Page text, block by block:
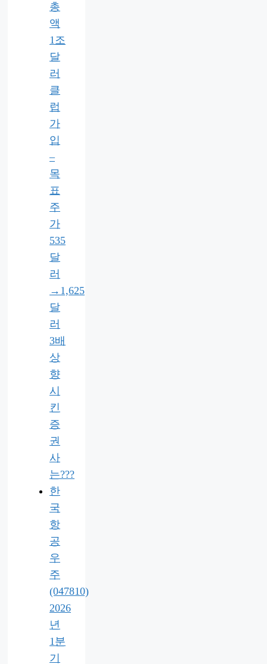
총
액
1조
달
러
클
럽
가
입
–
목
표
주
가
535
달
러
→1,625
달
러
3배
상
향
시
킨
증
권
사
는???
한
국
항
공
우
주
(047810)
2026
년
1분
기